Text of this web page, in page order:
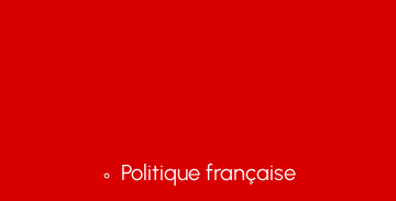
Politique française